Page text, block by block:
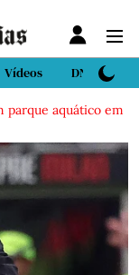
Vídeos DN Sport
aquático em